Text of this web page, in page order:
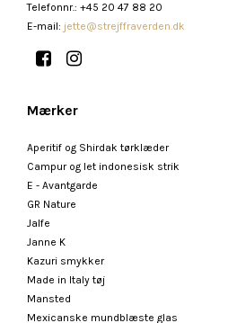
Telefonnr.: +45 20 47 88 20
E-mail: jette@strejffraverden.dk
Mærker
Aperitif og Shirdak tørklæder
Campur og let indonesisk strik
E - Avantgarde
GR Nature
Jalfe
Janne K
Kazuri smykker
Made in Italy tøj
Mansted
Mexicanske mundblæste glas